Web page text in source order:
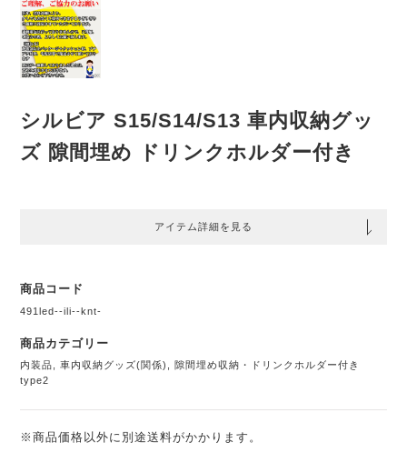
シルビア S15/S14/S13 車内収納グッ
ズ 隙間埋め ドリンクホルダー付き
アイテム詳細を見る
商品コード
491led--ili--knt-
商品カテゴリー
内装品 ,車内収納グッズ(関係)
隙間埋め収納・ドリンクホルダー付き
type2
※商品価格以外に別途送料がかかります。